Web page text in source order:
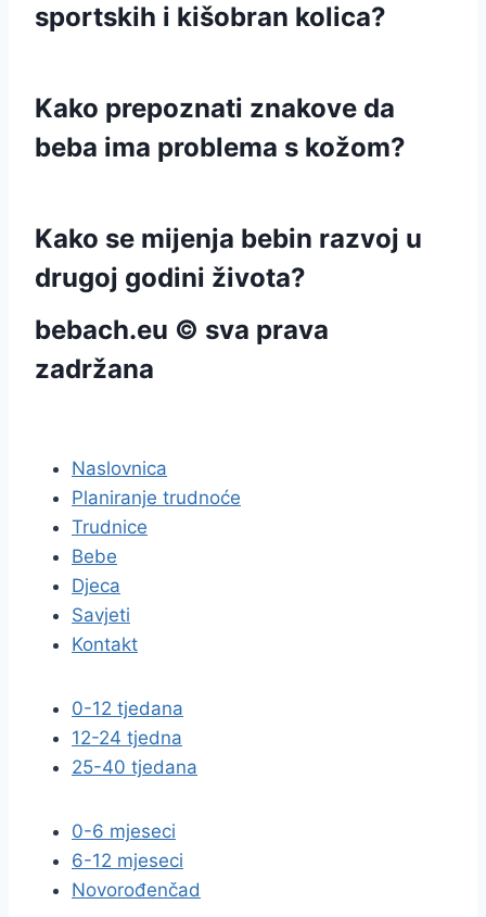
sportskih i kišobran kolica?
Kako prepoznati znakove da
beba ima problema s kožom?
Kako se mijenja bebin razvoj u
drugoj godini života?
bebach.eu © sva prava
zadržana
Naslovnica
Planiranje trudnoće
Trudnice
Bebe
Djeca
Savjeti
Kontakt
0-12 tjedana
12-24 tjedna
25-40 tjedana
0-6 mjeseci
6-12 mjeseci
Novorođenčad